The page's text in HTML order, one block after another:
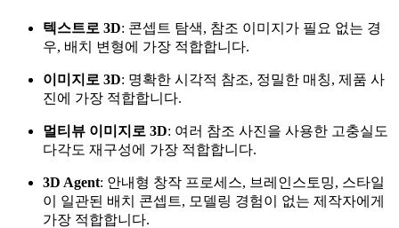
텍스트로 3D: 콘셉트 탐색, 참조 이미지가 필요 없는 경
우, 배치 변형에 가장 적합합니다.
이미지로 3D: 명확한 시각적 참조, 정밀한 매칭, 제품 사
진에 가장 적합합니다.
멀티뷰 이미지로 3D: 여러 참조 사진을 사용한 고충실도
다각도 재구성에 가장 적합합니다.
3D Agent: 안내형 창작 프로세스, 브레인스토밍, 스타일
이 일관된 배치 콘셉트, 모델링 경험이 없는 제작자에게
가장 적합합니다.